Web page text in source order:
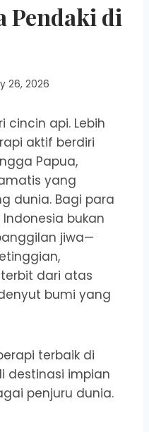
Pendaki di
26, 2026
cincin api. Lebih
aktif berdiri
Papua,
yang
dunia. Bagi para
bukan
jiwa—
dari atas
bumi yang
terbaik di
destinasi impian
penjuru dunia.